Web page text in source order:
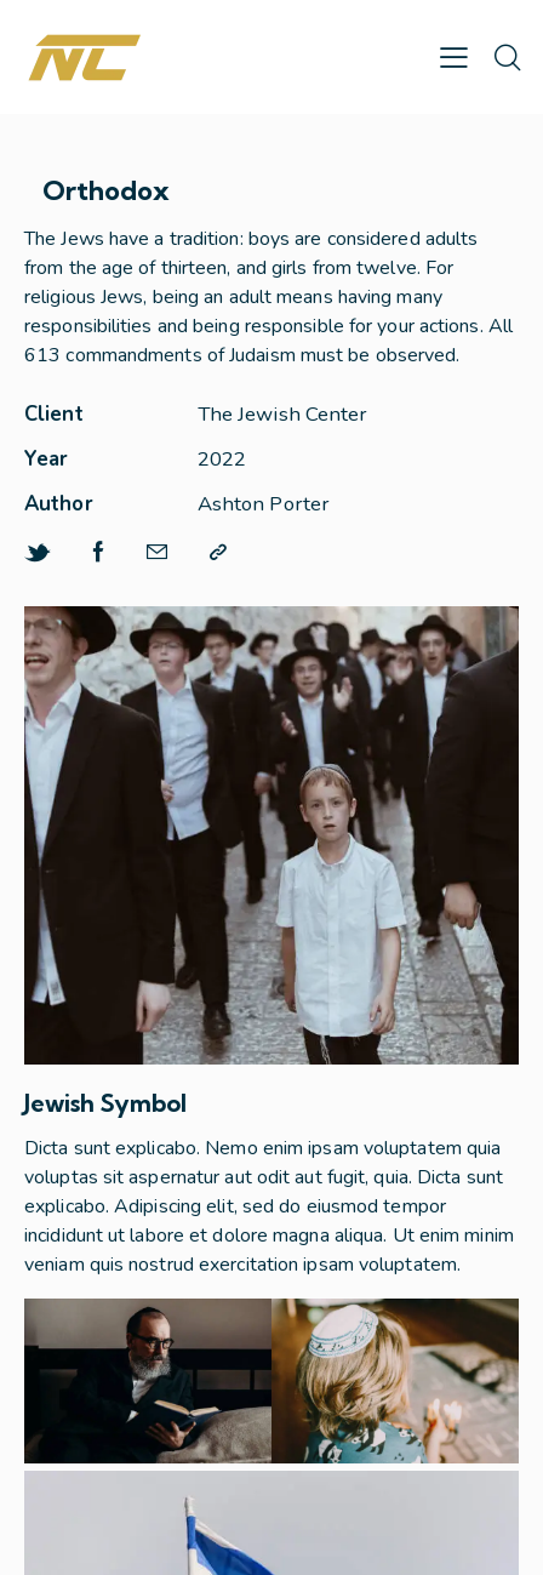
Orthodox
The Jews have a tradition: boys are considered adults
from the age of thirteen, and girls from twelve. For
religious Jews, being an adult means having many
responsibilities and being responsible for your actions. All
613 commandments of Judaism must be observed.
Client
The Jewish Center
Year
2022
Author
Ashton Porter
Jewish Symbol
Dicta sunt explicabo. Nemo enim ipsam voluptatem quia
voluptas sit aspernatur aut odit aut fugit, quia. Dicta sunt
explicabo. Adipiscing elit, sed do eiusmod tempor
incididunt ut labore et dolore magna aliqua. Ut enim minim
veniam quis nostrud exercitation ipsam voluptatem.